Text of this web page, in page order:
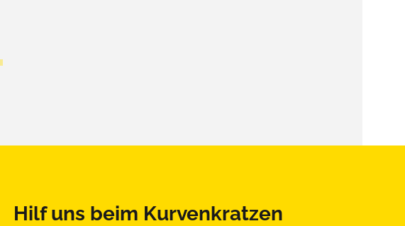
Hilf uns beim Kurvenkratzen